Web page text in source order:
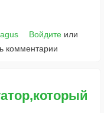
Войдитеили
комментарии